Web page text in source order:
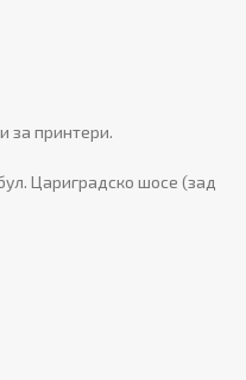
за принтери.
Цариградско шосе (зад